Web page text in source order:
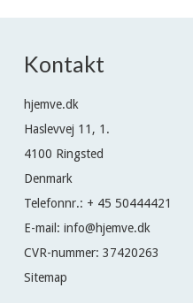
Kontakt
hjemve.dk
Haslevvej 11, 1.
4100 Ringsted
Denmark
Telefonnr.: + 45 50444421
E-mail: info@hjemve.dk
CVR-nummer: 37420263
Sitemap